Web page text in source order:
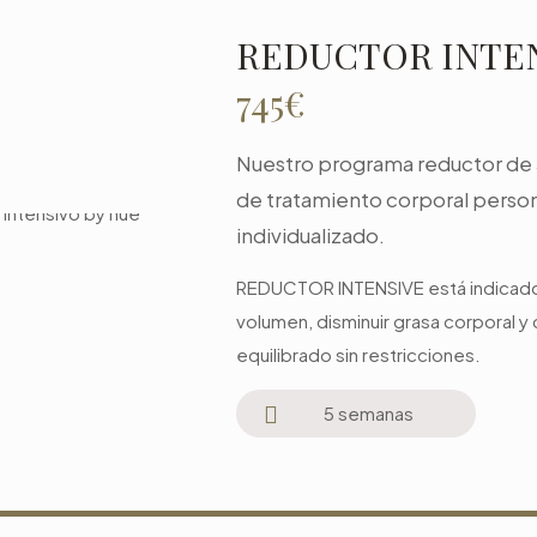
REDUCTOR
745€
Nuestro programa reductor de
de tratamiento corporal
individualizado.
REDUCTOR INTENSIVE está
volumen, disminuir grasa corporal
equilibrado sin restricciones.
5 semanas